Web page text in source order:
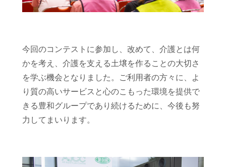
今回のコンテストに参加し、改めて、介護とは何
かを考え、介護を支える土壌を作ることの大切さ
を学ぶ機会となりました。
ご利用者の方々に、よ
り質の高いサービスと心のこもった環境を提供で
きる豊和グループであり続けるために、今後も努
力してまいります。